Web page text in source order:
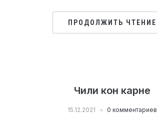
ПРОДОЛЖИТЬ ЧТЕНИЕ
Чили кон карне
15.12.2021 0 комментариев